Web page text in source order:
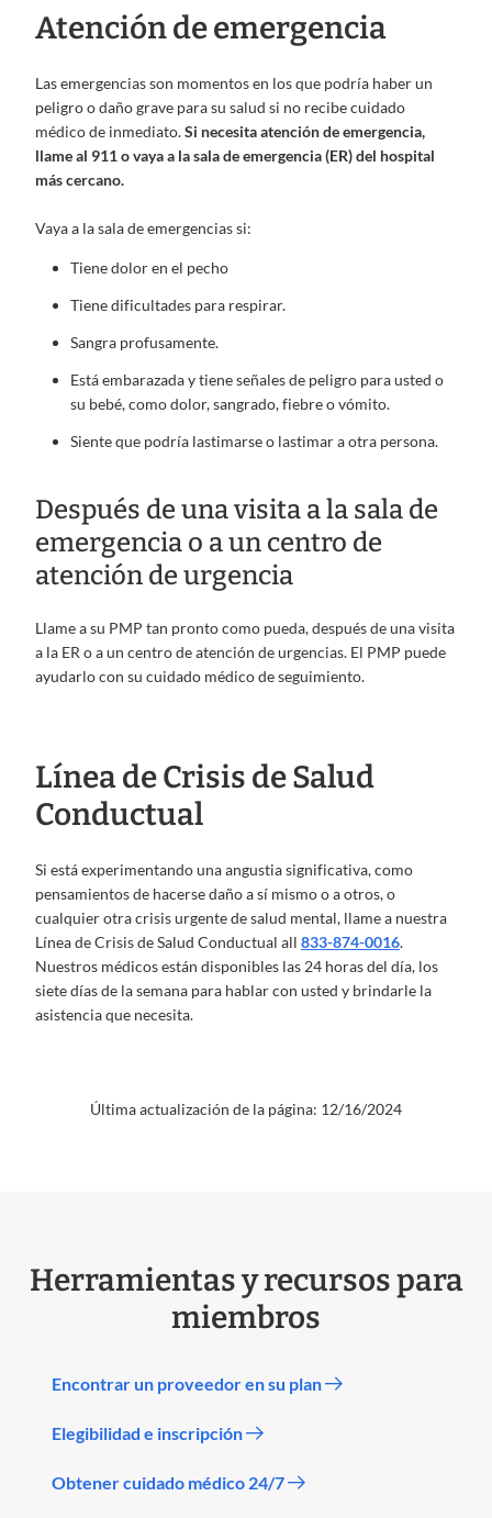
Atención de emergencia
Las emergencias son momentos en los que podría haber un
peligro o daño grave para su salud si no recibe cuidado
médico de inmediato.Si necesita atención de emergencia,
llame al 911 o vaya a la sala de emergencia (ER) del hospital
más cercano.
Vaya a la sala de emergencias si:
Tiene dolor en el pecho
Tiene dificultades para respirar.
Sangra profusamente.
Está embarazada y tiene señales de peligro para usted o
su bebé, como dolor, sangrado, fiebre o vómito.
Siente que podría lastimarse o lastimar a otra persona.
Después de una visita a la sala de
emergencia o a un centro de
atención de urgencia
Llame a su PMP tan pronto como pueda, después de una visita
a la ER o a un centro de atención de urgencias. El PMP puede
ayudarlo con su cuidado médico de seguimiento.
Línea de Crisis de Salud
Conductual
Si está experimentando una angustia significativa, como
pensamientos de hacerse daño a sí mismo o a otros, o
cualquier otra crisis urgente de salud mental, llame a nuestra
Línea de Crisis de Salud Conductual all 833-874-0016.
Nuestros médicos están disponibles las 24 horas del día, los
siete días de la semana para hablar con usted y brindarle la
asistencia que necesita.
Última actualización de la página: 12/16/2024
Herramientas y recursos para
miembros
Encontrar un proveedor en su plan
Elegibilidad e inscripción
Obtener cuidado médico 24/7